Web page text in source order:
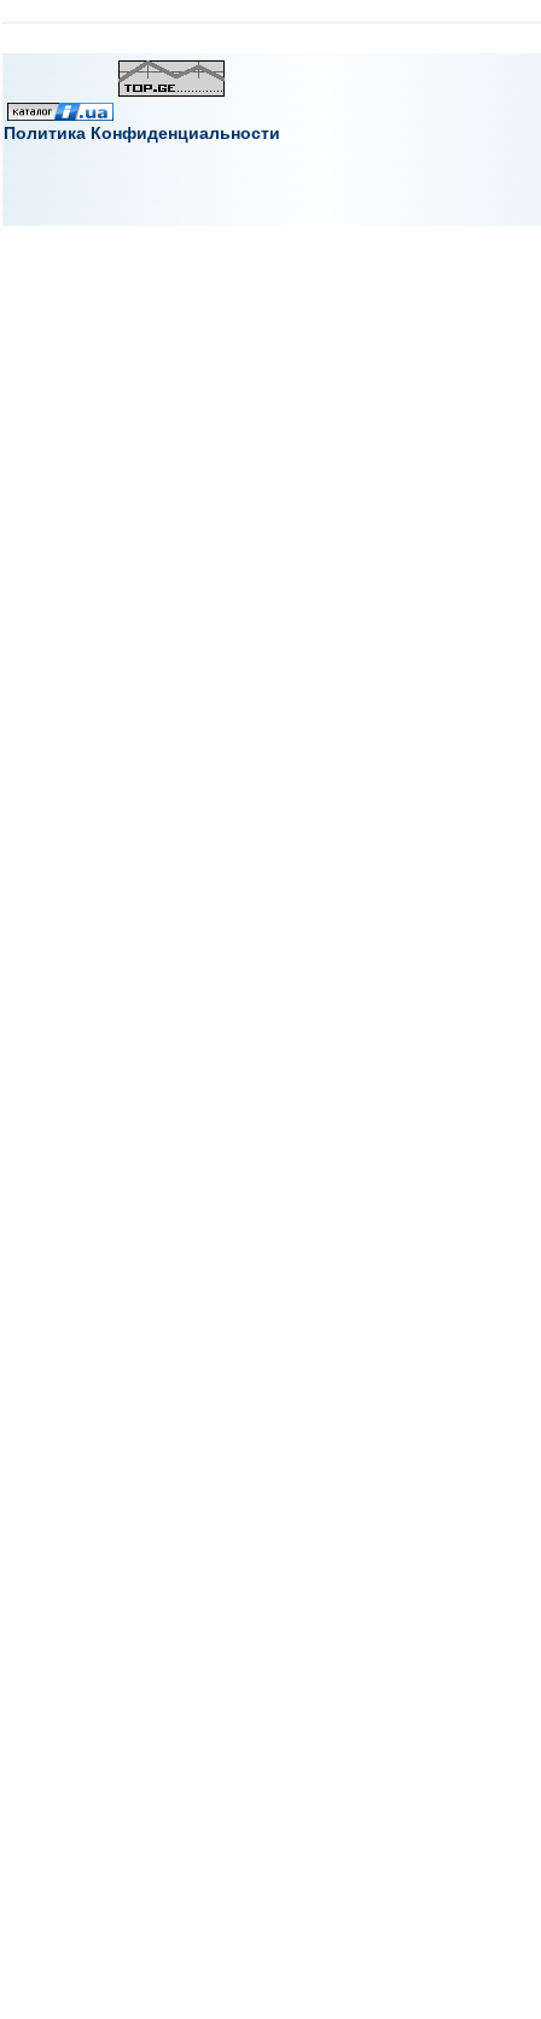
Политика Конфиденциальности